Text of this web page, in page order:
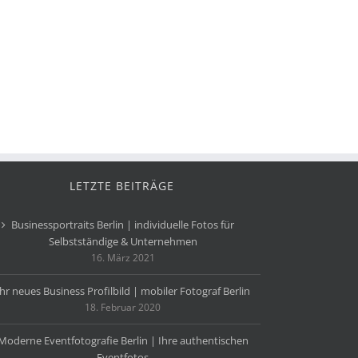
LETZTE BEITRÄGE
Businessportraits Berlin | individuelle Fotos für
Selbstständige & Unternehmen
16. März 2021
neues Business Profilbild | mobiler Fotograf Berlin
18. Februar 2020
Eventfotografie Berlin | Ihre authentischen